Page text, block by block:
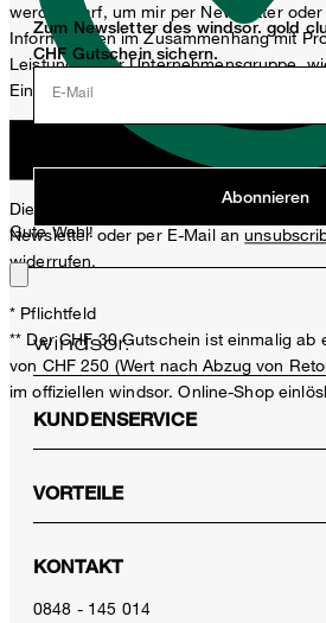
werden darf, um mir per Newsletter
Informationen im Zusammenhang mit
Leistungen der Unternehmensgruppe,
Einladungen, Aktionen, Produkt-
Diese Einwilligung kann ich jederzeit
Newsletter oder per E-Mail an
widerrufen.
* Pflichtfeld
** Der CHF 30 Gutschein ist einmalig ab
von CHF 250 (Wert nach Abzug von
im offiziellen windsor. Online-Shop
Gute Wahl!
E-Mail
Zum Newsletter des windsor. gold
CHF Gutschein sichern.
Abonnieren
KUNDENSERVICE
VORTEILE
KONTAKT
0848 - 145 014